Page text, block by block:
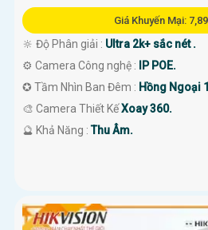
Giá Khuyến Mại:
🔆 Độ Phân giải : Ultra 2k+ sắc nét .
⚙ Camera Công nghệ :
IP POE.
✪ Tầm Nhìn Ban Đêm : Hồng Ngoại
🎨 Camera Thiết KếXoay 360.
️🔮 Khả Năng :Thu Âm.